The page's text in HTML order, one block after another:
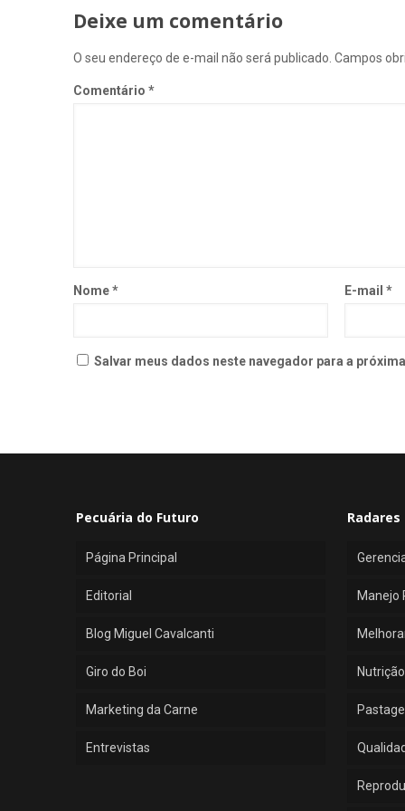
Deixe um comentário
O seu endereço de e-mail não será publicado. Campos
Comentário*
Nome* E-mail*
Salvar meus dados neste navegador para a
Pecuária do Futuro
Página Principal
Editorial
Blog Miguel Cavalcanti
Giro do Boi
Marketing da Carne
Entrevistas
Manejo
Nutrição